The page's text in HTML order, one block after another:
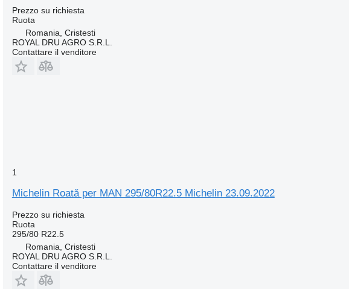
Prezzo su richiesta
Ruota
Romania, Cristesti
ROYAL DRU AGRO S.R.L.
Contattare il venditore
1
Michelin Roată per MAN 295/80R22.5 Michelin 23.09.2022
Prezzo su richiesta
Ruota
295/80 R22.5
Romania, Cristesti
ROYAL DRU AGRO S.R.L.
Contattare il venditore